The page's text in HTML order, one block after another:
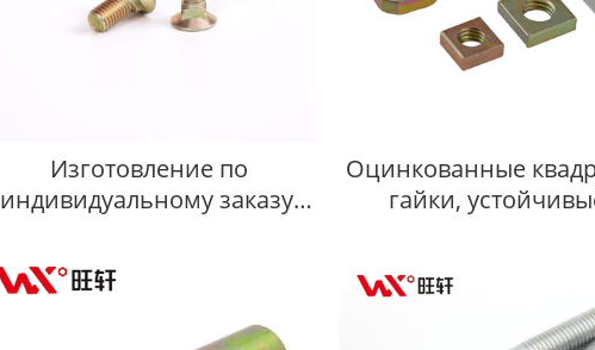
Изготовление по
индивидуальному заказу,
плоским квадратным
подголовком 608
Оцинкованные
гайки,